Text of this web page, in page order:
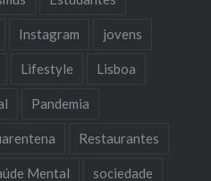
Instagram jovens
Lifestyle Lisboa
Pandemia
Restaurantes
Mental sociedade